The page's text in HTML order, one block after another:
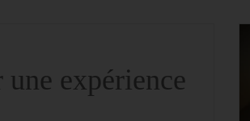
expérience